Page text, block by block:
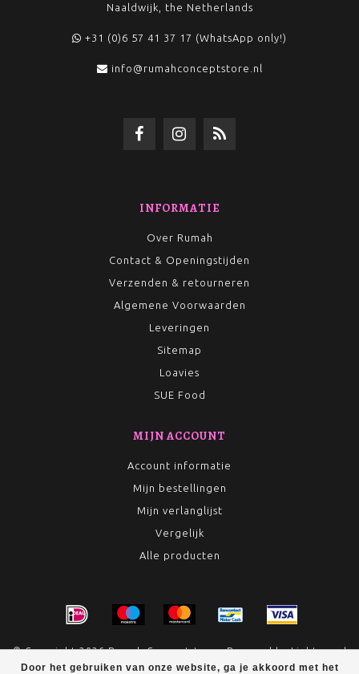
Door het gebruiken van onze website, ga je akkoord met het
Naaldwijk, the Netherlands
+31 (0)6 57 41 37 17 (WhatsApp only!)
info@rumahconceptstore.nl
INFORMATIE
Over Rumah
Contact & Openingstijden
Verzenden & retourneren
Algemene Voorwaarden
Leveringen
Sitemap
Loavies
SUE Food
MIJN ACCOUNT
Account informatie
Mijn bestellingen
Mijn verlanglijst
Vergelijk
Alle producten
© Copyright 2026 Rumah Conceptstore - Powered byLightspeed
- Theme by Dyvelopment